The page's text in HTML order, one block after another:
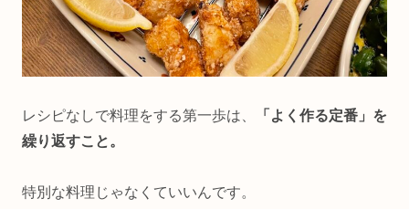
レシピなしで料理をする第一歩は、
「よく作る定番」を
繰り返すこと。
特別な料理じゃなくていいんです。